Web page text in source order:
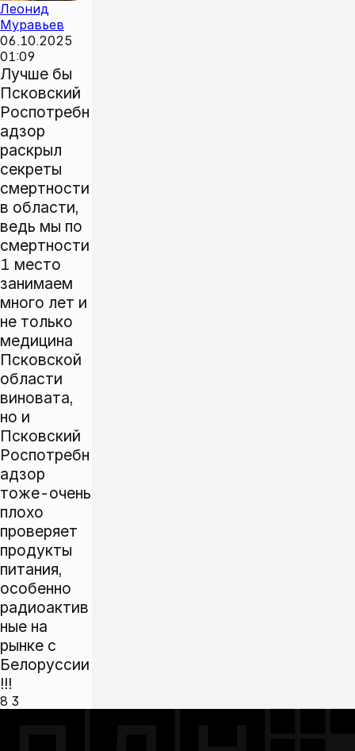
Леонид
Муравьев
06.10.2025
01:09
Лучше бы
Псковский
Роспотребн
адзор
раскрыл
секреты
смертности
в области,
ведь мы по
смертности
1 место
занимаем
много лет и
не только
медицина
Псковской
области
виновата,
но и
Псковский
Роспотребн
адзор
тоже-очень
плохо
проверяет
продукты
питания,
особенно
радиоактив
ные на
рынке с
Белоруссии
!!!
8 3